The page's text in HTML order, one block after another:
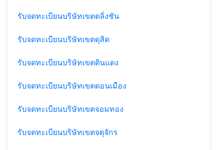
รับจดทะเบียนบริษัทเขตตลิ่งชัน
รับจดทะเบียนบริษัทเขตดุสิต
รับจดทะเบียนบริษัทเขตดินแดง
รับจดทะเบียนบริษัทเขตดอนเมือง
รับจดทะเบียนบริษัทเขตจอมทอง
รับจดทะเบียนบริษัทเขตจตุจักร